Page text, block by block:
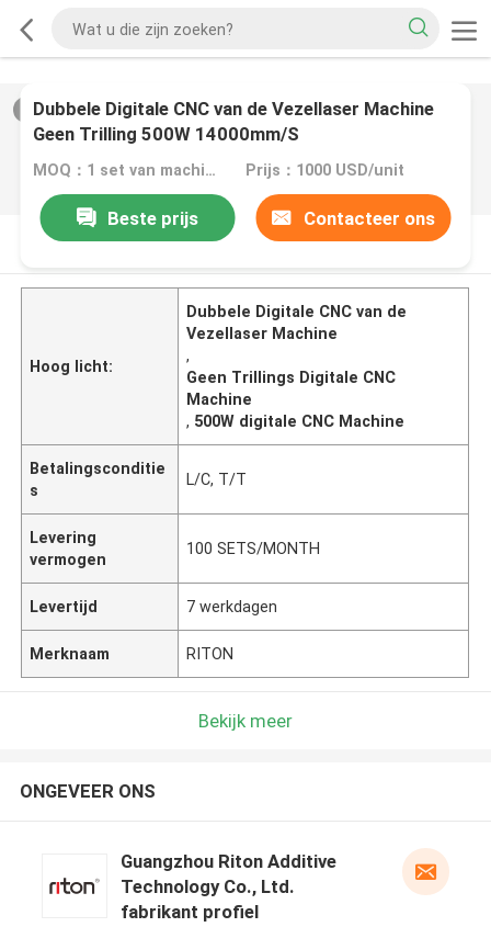
/0
Dubbele Digitale CNC van de Vezellaser Machine
Geen Trilling 500W 14000mm/S
MOQ：1 set van machine Prijs：1000 USD/unit
Beste prijs
Contacteer ons
PRODUCTOMSCHRIJVING
Hoog licht:
Dubbele Digitale CNC van de
Vezellaser Machine
,
Geen Trillings Digitale CNC
Machine
, 500W digitale CNC Machine
Betalingsconditie
s
L/C, T/T
Levering
vermogen
100 SETS/MONTH
Levertijd 7 werkdagen
Merknaam RITON
Bekijk meer
ONGEVEER ONS
Guangzhou Riton Additive
Technology Co., Ltd.
fabrikant profiel